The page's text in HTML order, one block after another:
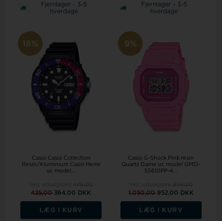
Fjernlager - 3-5
hverdage
Fjernlager - 3-5
hverdage
18%
Casio Casio Collection
Resin/Aluminium Casio Herre
ur, model...
425,00364,00 DKK
LÆG I KURV
9%
Casio G-Shock Pink resin
Quartz Dame ur, model GMD-
S5610PP-4...
1.050,00952,00 DKK
LÆG I KURV